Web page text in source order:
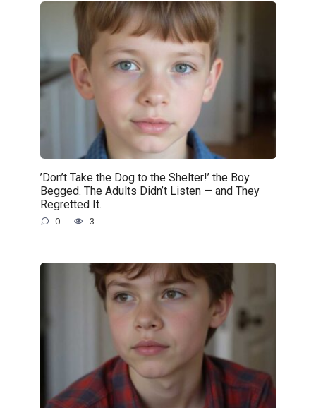
’Don’t Take the Dog to the Shelter!’ the Boy
Begged. The Adults Didn’t Listen — and They
Regretted It.
0 3